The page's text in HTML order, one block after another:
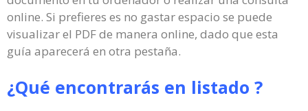
online. Si prefieres es no gastar espacio se puede
visualizar el PDF de manera online, dado que esta
guía aparecerá en otra pestaña.
¿Qué encontrarás en listado ?